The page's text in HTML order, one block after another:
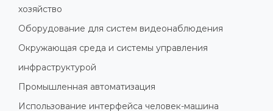
хозяйство
Оборудование для систем видеонаблюдения
Окружающая среда и системы управления
инфраструктурой
Промышленная автоматизация
Использование интерфейса человек-машина